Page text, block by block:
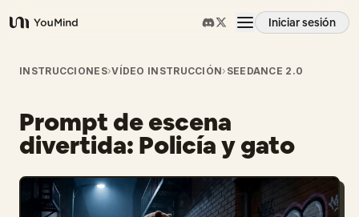
YouMind
Iniciar sesión
Resumen
Casos de uso
Habilidades
INSTRUCCIONES›VÍDEO INSTRUCCIÓN› SEEDANCE 2.0
Prompt de escena
divertida: Policía y gato